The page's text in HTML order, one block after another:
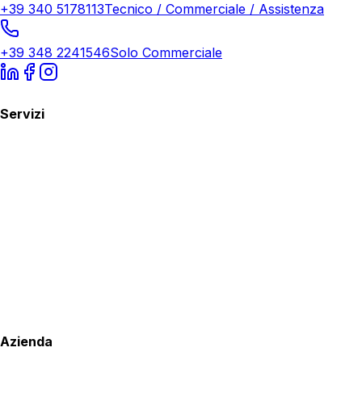
+39 340 5178113Tecnico / Commerciale / Assistenza
+39 348 2241546Solo Commerciale
Servizi
Azienda